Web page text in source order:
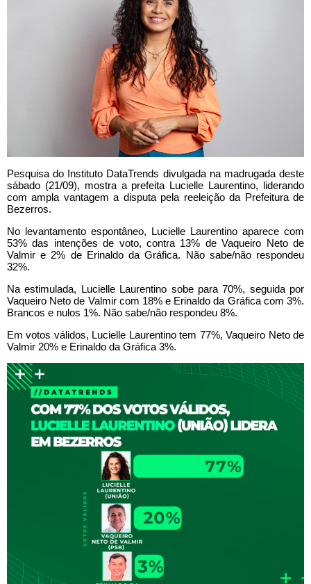
Pesquisa do Instituto DataTrends divulgada na madrugada deste
sábado (21/09), mostra a prefeita Lucielle Laurentino, liderando
com ampla vantagem a disputa pela reeleição da Prefeitura de
Bezerros.
No levantamento espontâneo, Lucielle Laurentino aparece com
53% das intenções de voto, contra 13% de Vaqueiro Neto de
Valmir e 2% de Erinaldo da Gráfica. Não sabe/não respondeu
32%.
Na estimulada, Lucielle Laurentino sobe para 70%, seguida por
Vaqueiro Neto de Valmir com 18% e Erinaldo da Gráfica com 3%.
Brancos e nulos 1%. Não sabe/não respondeu 8%.
Em votos válidos, Lucielle Laurentino tem 77%, Vaqueiro Neto de
Valmir 20% e Erinaldo da Gráfica 3%.